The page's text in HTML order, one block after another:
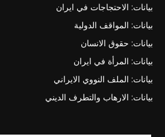
بيانات: الاحتجاجات في ايران
بيانات: المواقف الدولية
بيانات: حقوق الانسان
بيانات: المرأة في ايران
بيانات: الملف النووي الايراني
بيانات: الارهاب والتطرف الديني